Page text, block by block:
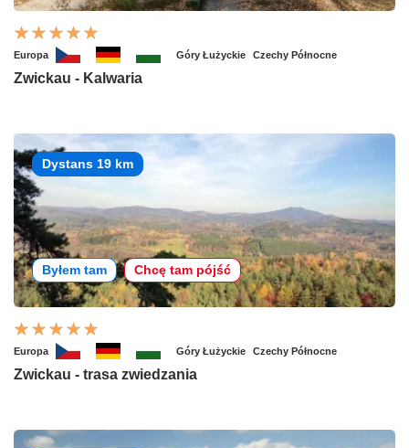
Europa Góry Łużyckie Czechy Północne
Zwickau - Kalwaria
Dystans 19 km
Byłem tam Chcę tam pójść
Europa Góry Łużyckie Czechy Północne
Zwickau - trasa zwiedzania